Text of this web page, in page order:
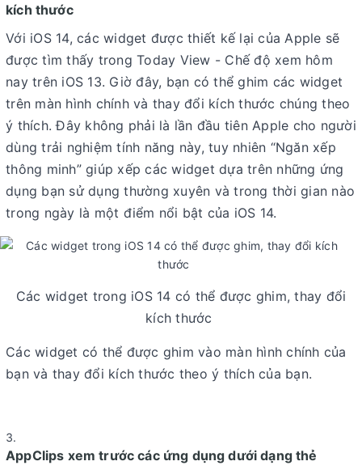
kích thước
Với iOS 14, các widget được thiết kế lại của Apple sẽ
được tìm thấy trong Today View - Chế độ xem hôm
nay trên iOS 13. Giờ đây, bạn có thể ghim các widget
trên màn hình chính và thay đổi kích thước chúng theo
ý thích. Đây không phải là lần đầu tiên Apple cho người
dùng trải nghiệm tính năng này, tuy nhiên “Ngăn xếp
thông minh” giúp xếp các widget dựa trên những ứng
dụng bạn sử dụng thường xuyên và trong thời gian nào
trong ngày là một điểm nổi bật của iOS 14.
Các widget trong iOS 14 có thể được ghim, thay đổi
kích thước
Các widget có thể được ghim vào màn hình chính của
bạn và thay đổi kích thước theo ý thích của bạn.
AppClips xem trước các ứng dụng dưới dạng thẻ